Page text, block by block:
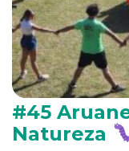
#45
Natureza